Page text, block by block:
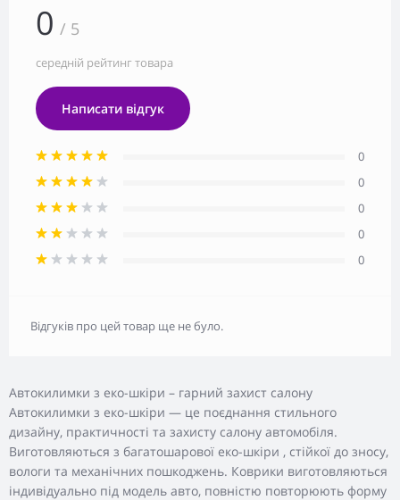
Автокилимки з еко-шкіри – гарний захист салону
Автокилимки з еко-шкіри — це поєднання стильного
дизайну, практичності та захисту салону автомобіля.
Виготовляються з багатошарової еко-шкіри , стійкої до зносу,
вологи та механічних пошкоджень. Коврики виготовляються
індивідуально під модель авто, повністю повторюють форму
0 / 5
середній рейтинг товара
Написати відгук
0
0
0
0
0
Відгуків про цей товар ще не було.